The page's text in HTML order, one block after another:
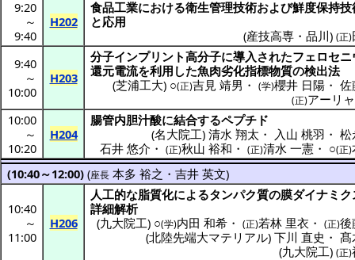
9:20
～
9:40
H202
食品工業における衛生管理技術および鮮度保持技
と応用
(産技高専・品川) (正)
9:40
～
10:00
H203
分子インプリント高分子に導入 されたフェロセ
還元電流を利用 した魚肉劣化指標物質の検出法
(芝浦工大) ○(正)吉見 靖男 ・ (学)櫻井 日陽・ 佐
(正)アーリ
10:00
～
10:20
H204
腸管内胆汁酸に結合するペプチド
(名大院工) 清水 翔太 ・ 入山 桃羽 ・ 松
石井 悠介 ・ (正)秋山 裕和 ・ (正)清水 一憲・ ○(正)
(10:40～12:00) (座長 本多 裕之 ・吉井 英文)
10:40
～
11:00
H206
人工的な脂質化によるタンパク質の膜ダイナミク
詳細解析
(九大院工) ○(学)内田 和希・ (正)若林 里衣 ・ (正)後
(北陸先端大マテリアル) 下川 直史 ・ 髙
(九大院工) (正)